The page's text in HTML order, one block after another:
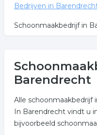
Bedrijven in
Schoonmaakbedrijf in
Barendrecht
Alle schoonmaakbedrijf
In Barendrecht vindt u
bijvoorbeeld